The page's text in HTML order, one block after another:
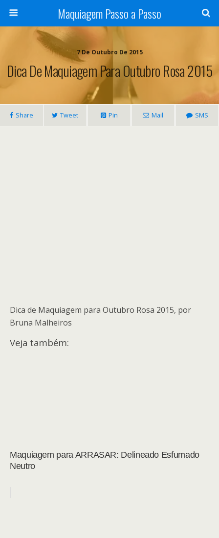
Maquiagem Passo a Passo
7 De Outubro De 2015
Dica De Maquiagem Para Outubro Rosa 2015
Share Tweet Pin Mail SMS
Dica de Maquiagem para Outubro Rosa 2015, por
Bruna Malheiros
Veja também:
Maquiagem para ARRASAR: Delineado Esfumado
Neutro